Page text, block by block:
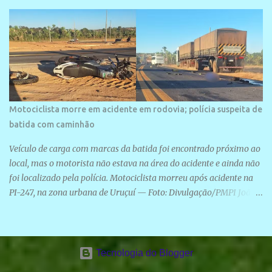
Motociclista morre em acidente em rodovia; polícia suspeita de
batida com caminhão
Veículo de carga com marcas da batida foi encontrado próximo ao
local, mas o motorista não estava na área do acidente e ainda não
foi localizado pela polícia. Motociclista morreu após acidente na
PI-247, na zona urbana de Uruçuí — Foto: Divulgação/PMPI João
A Polícia Militar informou que um caminhão com marcas de
colisão foi encontrado próximo ao local. Segundo o 10º Batalhão
da Polícia Militar (10º BPM), a equipe foi acionada por volta das 6h
Tecnologia do Blogger